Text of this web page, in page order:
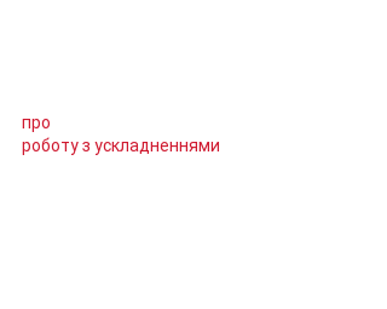
про
роботу з ускладненнями